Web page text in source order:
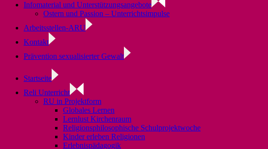
Infomaterial und Unterstützungsangebote
Ostern und Passion – Unterrichtsimpulse
Arbeitsstellen-ARU
Kontakt
Prävention sexualisierter Gewalt
Startseite
Reli Unterricht
RU in Projektform
Globales Lernen
Lernlust Kirchenraum
Religionsphilosophische Schulprojektwoche
Kinder erleben Religionen
Erlebnispädagogik